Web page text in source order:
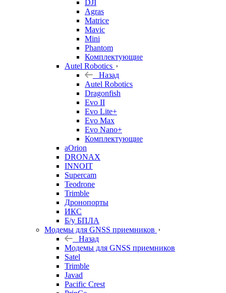
DJI
Agras
Matrice
Mavic
Mini
Phantom
Комплектующие
Autel Robotics
Назад
Autel Robotics
Dragonfish
Evo II
Evo Lite+
Evo Max
Evo Nano+
Комплектующие
aOrion
DRONAX
INNOIT
Supercam
Teodrone
Trimble
Дронопорты
ИКС
Б/у БПЛА
Модемы для GNSS приемников
Назад
Модемы для GNSS приемников
Satel
Trimble
Javad
Pacific Crest